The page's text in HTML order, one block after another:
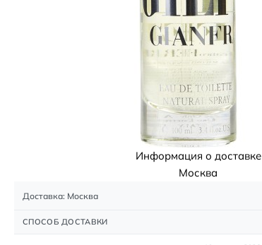
Информация о доставке
Москва
Доставка: Москва
СПОСОБ ДОСТАВКИ